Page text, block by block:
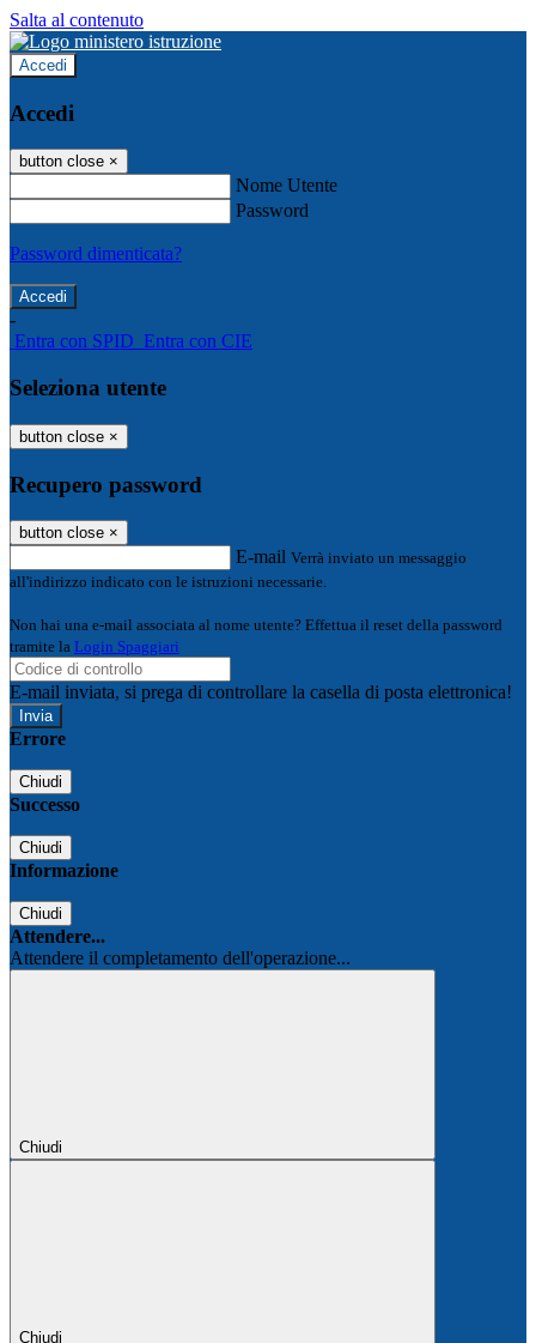
Salta al contenuto
Accedi
Accedi
button close ×
Nome Utente
Password
Password dimenticata?
-
Entra con SPID Entra con CIE
Seleziona utente
button close ×
Recupero password
button close ×
E-mail Verrà inviato un messaggio
all'indirizzo indicato con le istruzioni necessarie.
Non hai una e-mail associata al nome utente? Effettua il reset della password
tramite la Login Spaggiari
E-mail inviata, si prega di controllare la casella di posta elettronica!
Errore
Chiudi
Successo
Chiudi
Informazione
Chiudi
Attendere...
Attendere il completamento dell'operazione...
Chiudi
Chiudi